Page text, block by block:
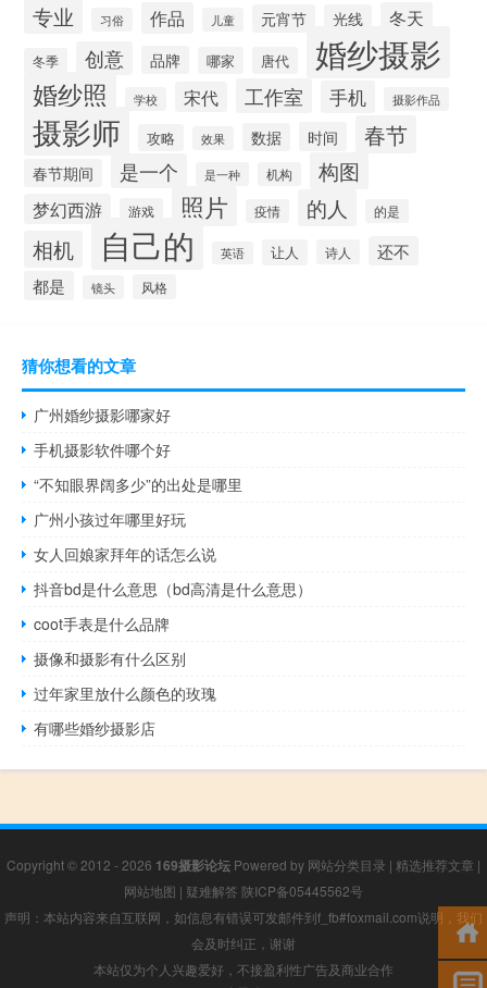
专业 习俗 作品 儿童 元宵节 光线 冬天
冬季 创意 品牌 哪家 唐代 婚纱摄影
婚纱照 学校 宋代 工作室 手机 摄影作品
摄影师 攻略 效果 数据 时间 春节
春节期间 是一个 是一种 机构 构图
梦幻西游 游戏 照片 疫情 的人 的是
相机 自己的 英语 让人 诗人
还不
都是
镜头 风格
猜你想看的文章
广州婚纱摄影哪家好
手机摄影软件哪个好
“不知眼界阔多少”的出处是哪里
广州小孩过年哪里好玩
女人回娘家拜年的话怎么说
抖音bd是什么意思（bd高清是什么意思）
coot手表是什么品牌
摄像和摄影有什么区别
过年家里放什么颜色的玫瑰
有哪些婚纱摄影店
Copyright © 2012 - 2026 169摄影论坛 Powered by 网站分类目录 | 精选推荐文章 |
网站地图 | 疑难解答 陕ICP备05445562号
声明：本站内容来自互联网，如信息有错误可发邮件到f_fb#foxmail.com说明，我们
会及时纠正，谢谢
本站仅为个人兴趣爱好，不接盈利性广告及商业合作